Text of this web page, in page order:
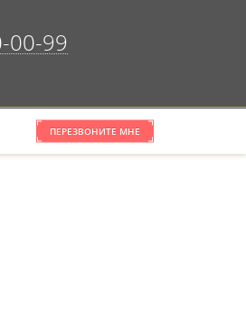
00-99
ПЕРЕЗВОНИТЕ МНЕ